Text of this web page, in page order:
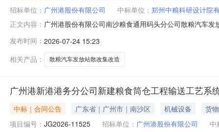
招标单位： 广州港股份有限公司 中标单位： 郑州中粮科研设计院
正文内容： 广州港股份有限公司南沙粮食通用码头分公司散粮汽车
码：91410108MA40YG2R7X中标单位签订人：李坤由
发布时间： 2026-07-24 15:23
相关产品：
散粮汽车发放站散改集改造
广州港新港港务分公司新建粮食筒仓工程输送工艺系
中标｜合同公告 广东省｜广州市｜南沙区 机械设备
货物
项目编号： JG2026-11525 招标单位： 广州港股份有限公司
中